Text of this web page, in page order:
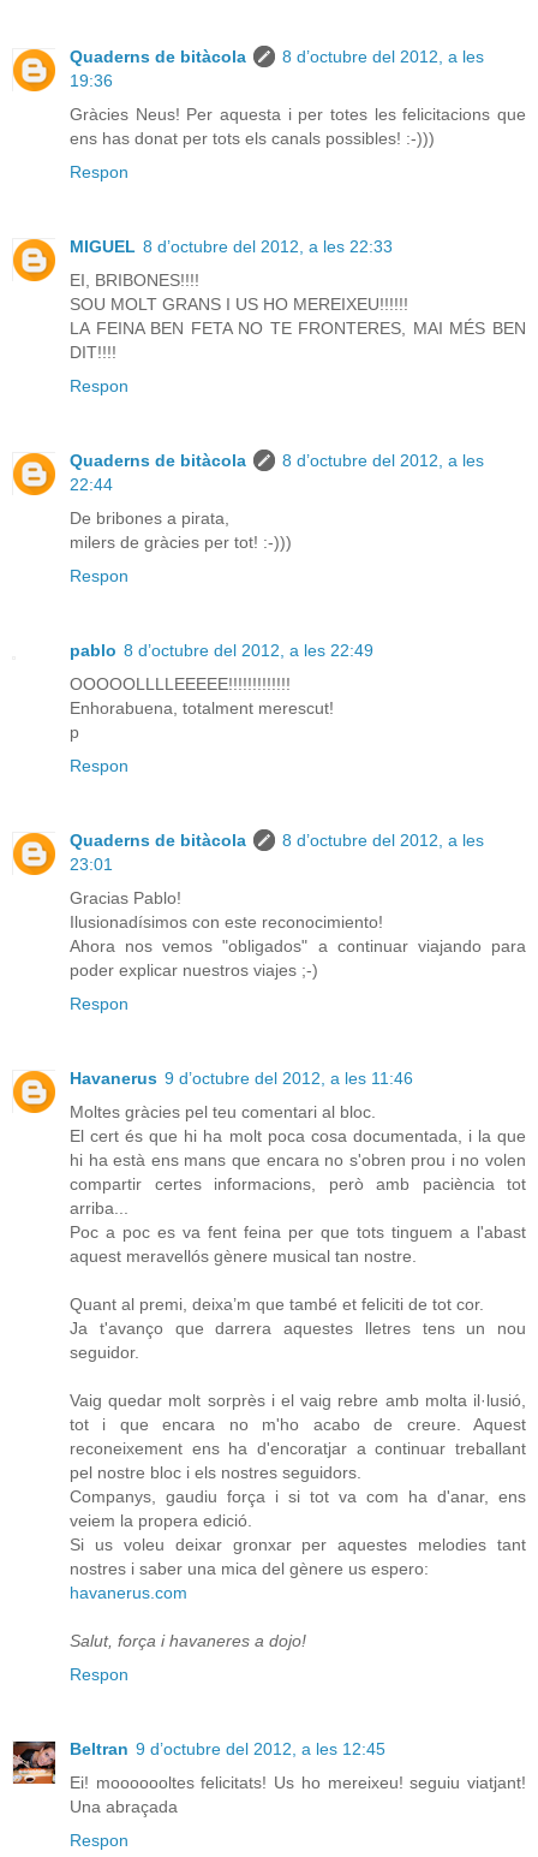
Quaderns de bitàcola
8 d’octubre del 2012, a les
19:36
Gràcies Neus! Per aquesta i per totes les felicitacions que
ens has donat per tots els canals possibles! :-)))
Respon
MIGUEL 8 d’octubre del 2012, a les 22:33
EI, BRIBONES!!!!
SOU MOLT GRANS I US HO MEREIXEU!!!!!!
LA FEINA BEN FETA NO TE FRONTERES, MAI MÉS BEN
DIT!!!!
Respon
Quaderns de bitàcola
8 d’octubre del 2012, a les
22:44
De bribones a pirata,
milers de gràcies per tot! :-)))
Respon
pablo 8 d’octubre del 2012, a les 22:49
OOOOOLLLLEEEEE!!!!!!!!!!!!!
Enhorabuena, totalment merescut!
p
Respon
Quaderns de bitàcola
8 d’octubre del 2012, a les
23:01
Gracias Pablo!
Ilusionadísimos con este reconocimiento!
Ahora nos vemos "obligados" a continuar viajando para
poder explicar nuestros viajes ;-)
Respon
Havanerus 9 d’octubre del 2012, a les 11:46
Moltes gràcies pel teu comentari al bloc.
El cert és que hi ha molt poca cosa documentada, i la que
hi ha està ens mans que encara no s'obren prou i no volen
compartir certes informacions, però amb paciència tot
arriba...
Poc a poc es va fent feina per que tots tinguem a l'abast
aquest meravellós gènere musical tan nostre.
Quant al premi, deixa’m que també et feliciti de tot cor.
Ja t'avanço que darrera aquestes lletres tens un nou
seguidor.
Vaig quedar molt sorprès i el vaig rebre amb molta il·lusió,
tot i que encara no m'ho acabo de creure. Aquest
reconeixement ens ha d'encoratjar a continuar treballant
pel nostre bloc i els nostres seguidors.
Companys, gaudiu força i si tot va com ha d'anar, ens
veiem la propera edició.
Si us voleu deixar gronxar per aquestes melodies tant
nostres i saber una mica del gènere us espero:
havanerus.com
Salut, força i havaneres a dojo!
Respon
Beltran 9 d’octubre del 2012, a les 12:45
Ei! mooooooltes felicitats! Us ho mereixeu! seguiu viatjant!
Una abraçada
Respon